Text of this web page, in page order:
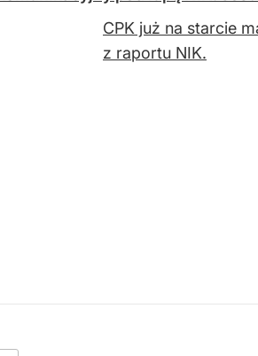
CPK już na starcie
z raportu NIK.